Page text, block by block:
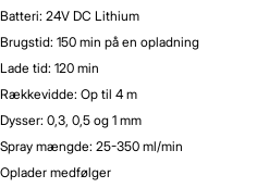
Batteri: 24V DC Lithium
Brugstid: 150 min på en opladning
Lade tid: 120 min
Rækkevidde: Op til 4 m
Dysser: 0,3, 0,5 og 1 mm
Spray mængde: 25-350 ml/min
Oplader medfølger